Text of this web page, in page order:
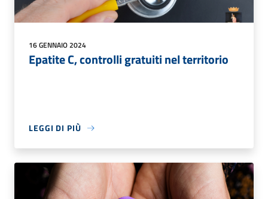
16 GENNAIO 2024
Epatite C, controlli gratuiti nel territorio
LEGGI DI PIÙ